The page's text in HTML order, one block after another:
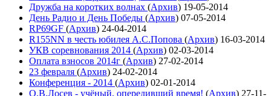
Дружба на коротких волнах (Архив) 19-05-2014
День Радио и День Победы (Архив) 07-05-2014
RP69GF (Архив) 24-04-2014
R155NN в честь юбилея А.С.Попова (Архив) 16-03-2014
УКВ соревнования 2014 (Архив) 02-03-2014
Оплата взносов 2014г (Архив) 27-02-2014
23 февраля (Архив) 24-02-2014
Конференция - 2014 (Архив) 02-01-2014
О.В.Лосев - учёный, опередивший время! (Архив) 27-11-